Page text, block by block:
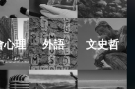
心理 外語 文史哲